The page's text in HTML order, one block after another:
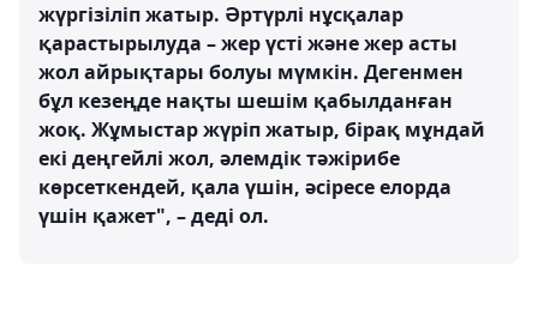
жүргізіліп жатыр. Әртүрлі нұсқалар
қарастырылуда – жер үсті және жер асты
жол айрықтары болуы мүмкін. Дегенмен
бұл кезеңде нақты шешім қабылданған
жоқ. Жұмыстар жүріп жатыр, бірақ мұндай
екі деңгейлі жол, әлемдік тәжірибе
көрсеткендей, қала үшін, әсіресе елорда
үшін қажет", – деді ол.